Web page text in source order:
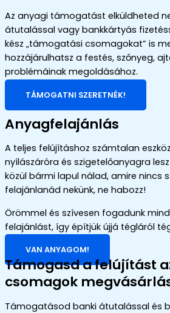
Az anyagi támogatást elküldheted
átutalással vagy bankkártyás
kész „támogatási csomagokat” is
hozzájárulhatsz a festés, szőnyeg,
problémáinak megoldásához.
TÁMOGATNI SZERETNÉK!
Anyagfelajánlás
A teljes felújításhoz számtalan
nyílászáróra és szigetelőanyagra lesz
közül bármi lapul nálad, amire nincs
felajánlanád nekünk, ne habozz!
Örömmel és szívesen fogadunk
felajánlást, így építjük újjá tégláról
VAN ANYAGOM!
Támogasd a felújítást
csomagok
Támogatásod banki átutalással és